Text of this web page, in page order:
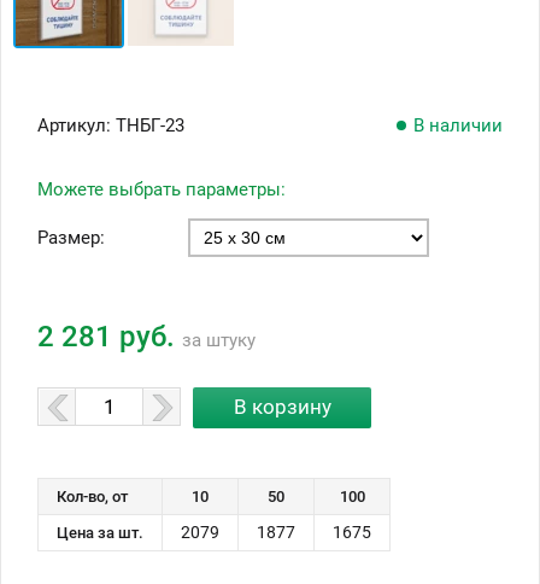
Артикул: ТНБГ-23 В наличии
Можете выбрать параметры:
Размер:
2 281 руб. за штуку
Кол-во, от 10 50
100
Цена за шт.
2079 1877 1675